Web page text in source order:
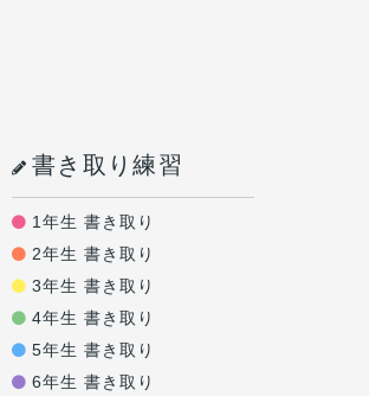
書き取り練習
1年生 書き取り
2年生 書き取り
3年生 書き取り
4年生 書き取り
5年生 書き取り
6年生 書き取り